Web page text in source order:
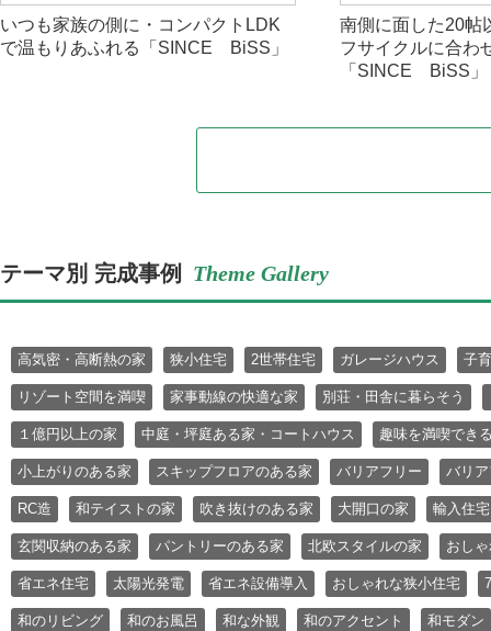
いつも家族の側に・コンパクトLDK
で温もりあふれる「SINCE BiSS」
南側に面した20帖
フサイクルに合わ
「SINCE BiSS」
テーマ別 完成事例 Theme Gallery
高気密・高断熱の家 狭小住宅 2世帯住宅 ガレージハウス 子
リゾート空間を満喫 家事動線の快適な家 別荘・田舎に暮らそう
１億円以上の家 中庭・坪庭ある家・コートハウス 趣味を満喫でき
小上がりのある家 スキップフロアのある家 バリアフリー バリ
RC造 和テイストの家 吹き抜けのある家 大開口の家 輸入住宅
玄関収納のある家 パントリーのある家 北欧スタイルの家 おし
省エネ住宅 太陽光発電 省エネ設備導入 おしゃれな狭小住宅
和のリビング 和のお風呂 和な外観 和のアクセント 和モダン